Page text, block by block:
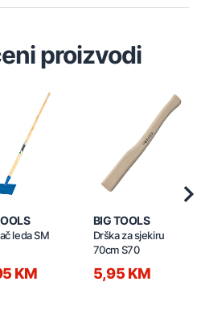
proizvodi
leda SM
KM
BIG TOOLS
Drška za sjekiru
70cm S70
5,95 KM